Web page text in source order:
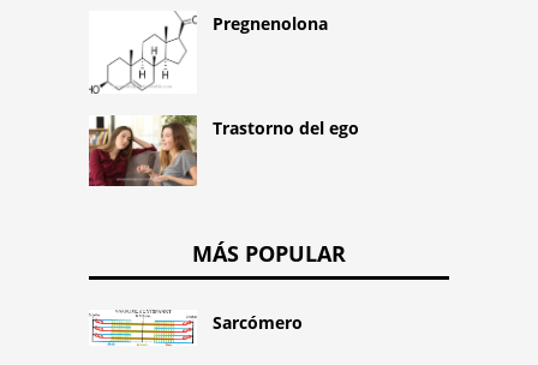
Pregnenolona
Trastorno del ego
MÁS POPULAR
Sarcómero